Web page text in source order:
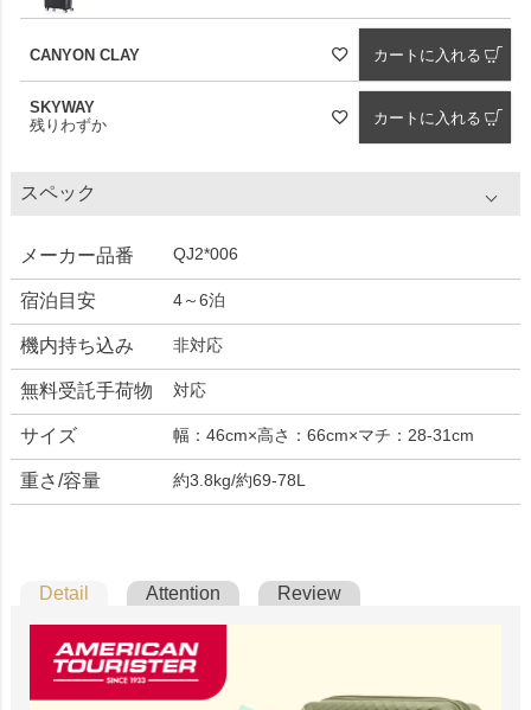
CANYON CLAY カートに入れる
SKYWAY
残りわずか
カートに入れる
スペック
メーカー品番 QJ2*006
宿泊目安 4～6泊
機内持ち込み 非対応
無料受託手荷物 対応
サイズ 幅：46cm×高さ：66cm×マチ：28-31cm
重さ/容量 約3.8kg/約69-78L
Detail Attention Review